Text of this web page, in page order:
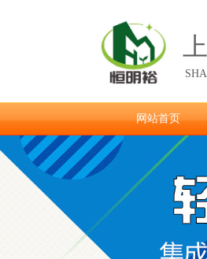
网站首页